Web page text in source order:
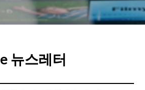
e 뉴스레터